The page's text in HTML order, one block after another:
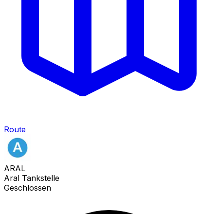
Route
ARAL
Aral Tankstelle
Geschlossen